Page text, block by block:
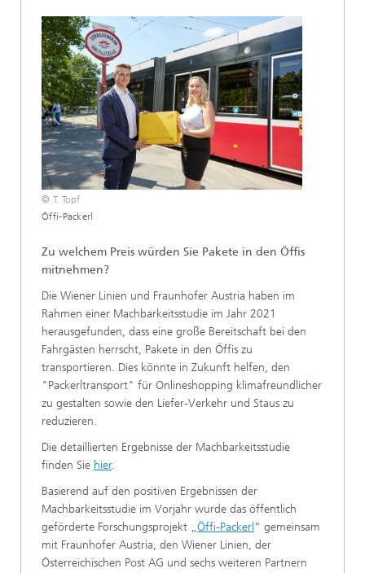
© T. Topf
Öffi-Packerl
Zu welchem Preis würden Sie Pakete in den Öffis
mitnehmen?
Die Wiener Linien und Fraunhofer Austria haben im
Rahmen einer Machbarkeitsstudie im Jahr 2021
herausgefunden, dass eine große Bereitschaft bei den
Fahrgästen herrscht, Pakete in den Öffis zu
transportieren. Dies könnte in Zukunft helfen, den
"Packerltransport" für Onlineshopping klimafreundlicher
zu gestalten sowie den Liefer-Verkehr und Staus zu
reduzieren.
Die detaillierten Ergebnisse der Machbarkeitsstudie
finden Sie hier.
Basierend auf den positiven Ergebnissen der
Machbarkeitsstudie im Vorjahr wurde das öffentlich
geförderte Forschungsprojekt „Öffi-Packerl “ gemeinsam
mit Fraunhofer Austria, den Wiener Linien, der
Österreichischen Post AG und sechs weiteren Partnern